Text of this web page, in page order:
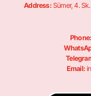
Address:Sümer, 4.
Phone:
Email: